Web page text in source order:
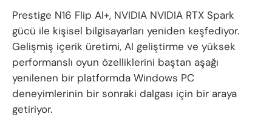
Prestige N16 Flip AI+, NVIDIA NVIDIA RTX Spark
gücü ile kişisel bilgisayarları yeniden keşfediyor.
Gelişmiş içerik üretimi, AI geliştirme ve yüksek
performanslı oyun özelliklerini baştan aşağı
yenilenen bir platformda Windows PC
deneyimlerinin bir sonraki dalgası için bir araya
getiriyor.